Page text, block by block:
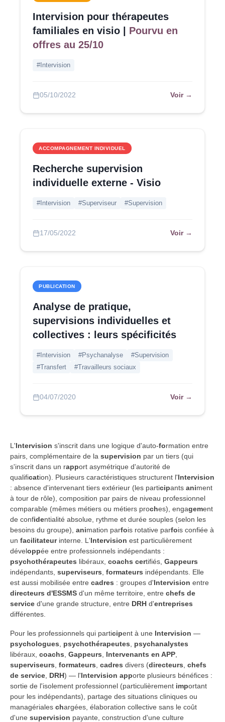
Intervision pour thérapeutes
familiales en visio | Pourvu en
offres au 25/10
#Intervision
05/10/2022 Voir →
ACCOMPAGNEMENT INDIVIDUEL
Recherche supervision
individuelle externe - Visio
#Intervision #Superviseur #Supervision
17/05/2022 Voir →
PUBLICATION
Analyse de pratique,
supervisions individuelles et
collectives : leurs spécificités
#Intervision #Psychanalyse
#Supervision
#Transfert
#Travailleurs sociaux
04/07/2020 Voir →
L'Intervision s'inscrit dans une logique d'auto-formation entre
pairs, complémentaire de la supervision par un tiers (qui
s'inscrit dans un rapport asymétrique d'autorité de
qualification). Plusieurs caractéristiques structurent l'Intervision
: absence d'intervenant tiers extérieur (les participants animent
à tour de rôle), composition par pairs de niveau professionnel
comparable (mêmes métiers ou métiers proches), engagement
de confidentialité absolue, rythme et durée souples (selon les
besoins du groupe), animation parfois rotative parfois confiée à
un facilitateurinterne. L'Intervision est particulièrement
développée entre professionnels indépendants :
psychothérapeutes libéraux, coachs certifiés, Gappeurs
indépendants, superviseurs formateurs indépendants. Elle
est aussi mobilisée entre cadres : groupes d'Intervision entre
directeurs d'ESSMS d'un même territoire, entre chefs de
service d'une grande structure, entre DRH d'entreprises
différentes.
Pour les professionnels qui participent à une Intervision —
psychologues
psychothérapeutes
psychanalystes
libéraux, coachs Gappeurs Intervenants en APP
superviseurs formateurs cadres divers (directeurs chefs
de service DRH) — l'Intervision apporte plusieurs bénéfices :
sortie de l'isolement professionnel (particulièrement important
pour les indépendants), partage des situations cliniques ou
managériales chargées, élaboration collective sans le coût
d'une supervision payante, construction d'une culture